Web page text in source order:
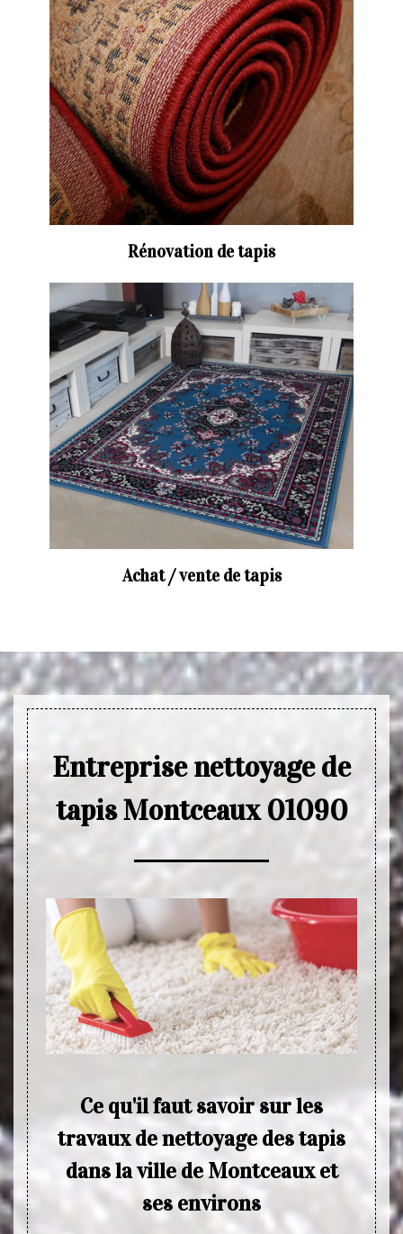
Rénovation de tapis
Achat / vente de tapis
Entreprise nettoyage de
tapis Montceaux 01090
de
Ce qu'il faut savoir sur les
travaux de nettoyage des tapis
dans la ville de Montceaux et
ses environs
nous